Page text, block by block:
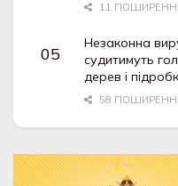
11
Незаконна
судитимуть
дерев і
58